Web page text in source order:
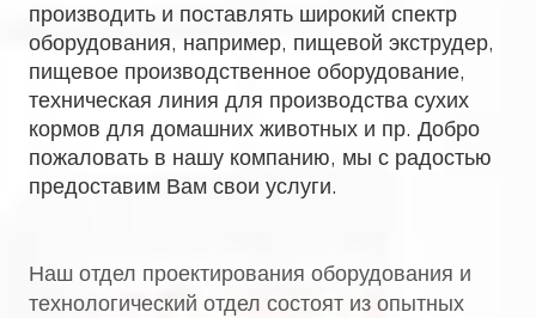
производить и поставлять широкий спектр
оборудования, например, пищевой экструдер,
пищевое производственное оборудование,
техническая линия для производства сухих
кормов для домашних животных и пр. Добро
пожаловать в нашу компанию, мы с радостью
предоставим Вам свои услуги.
Наш отдел проектирования оборудования и
технологический отдел состоят из опытных